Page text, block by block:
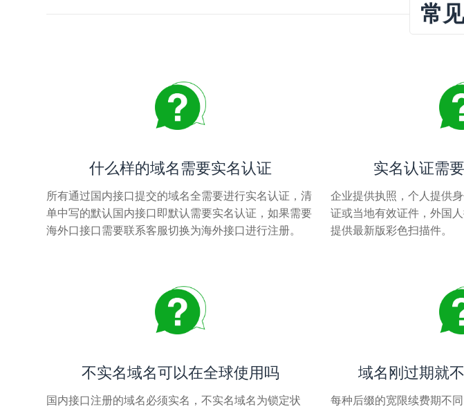
常
什么样的域名需要实名认证
所有通过国内接口提交的域名全需要进行实名认证，清
单中写的默认国内接口即默认需要实名认证，如果需要
海外口接口需要联系客服切换为海外接口进行注册。
实名认证需
企业提供执照，个人提供
证或当地有效证件，外国
提供最新版彩色扫描件。
不实名域名可以在全球使用吗
国内接口注册的域名必须实名，不实名域名为锁定状
域名刚过期就
每种后缀的宽限续费期不